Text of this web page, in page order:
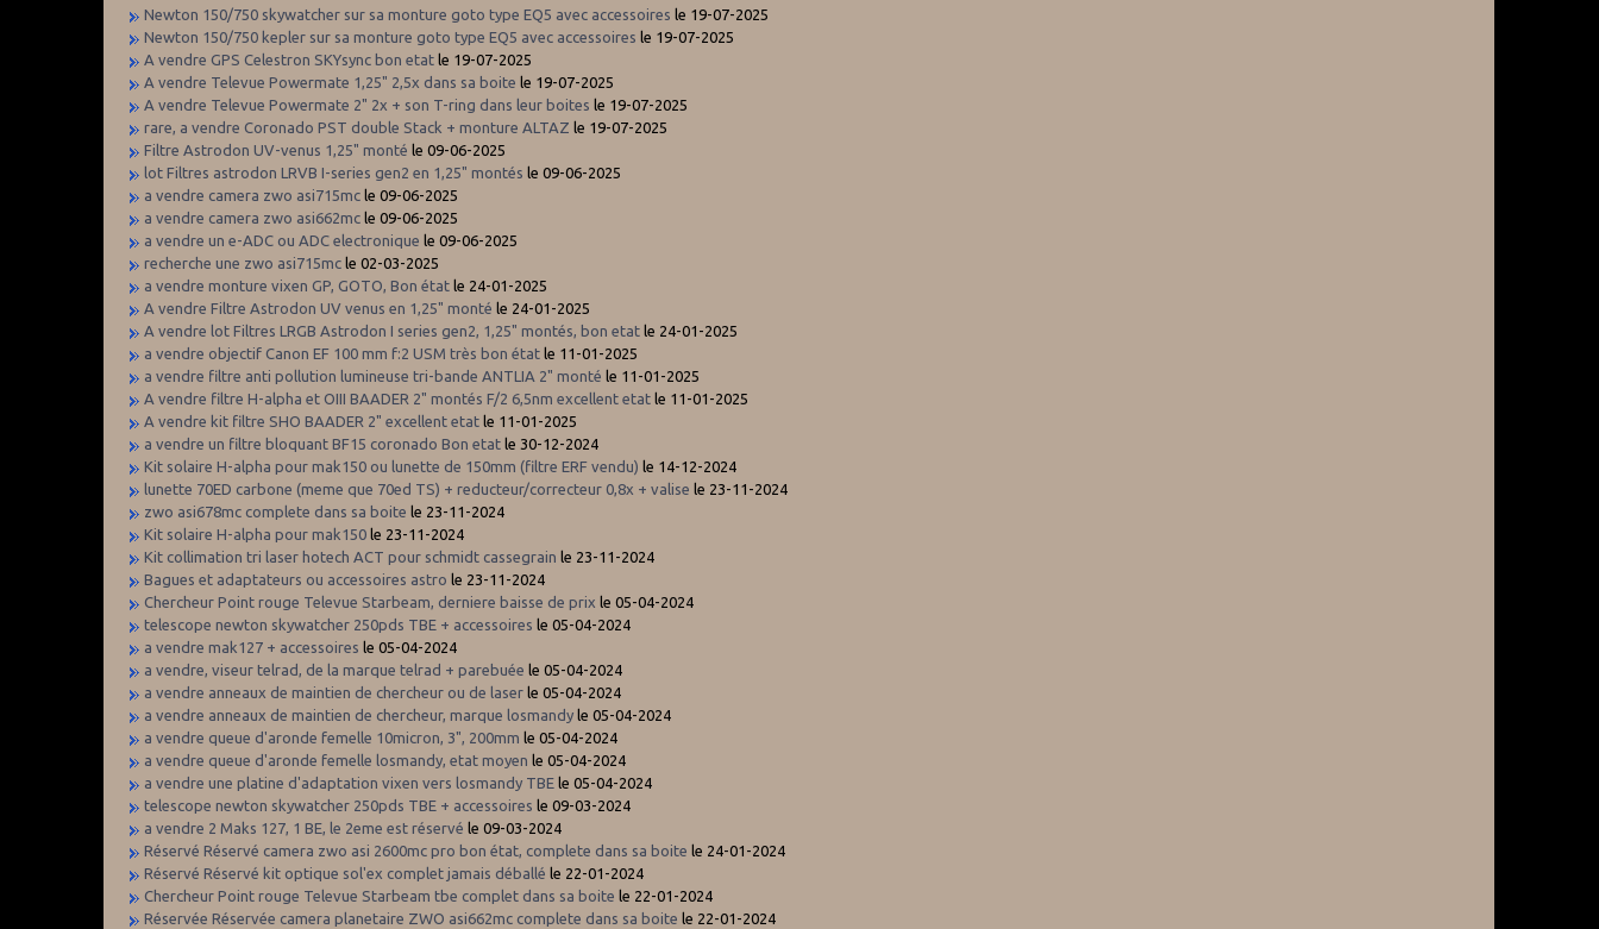
Newton 150/750 skywatcher sur sa monture goto type EQ5 avec accessoires le 19-07-2025
Newton 150/750 kepler sur sa monture goto type EQ5 avec accessoires le 19-07-2025
A vendre GPS Celestron SKYsync bon etat le 19-07-2025
A vendre Televue Powermate 1,25" 2,5x dans sa boite le 19-07-2025
A vendre Televue Powermate 2" 2x + son T-ring dans leur boites le 19-07-2025
rare, a vendre Coronado PST double Stack + monture ALTAZ le 19-07-2025
Filtre Astrodon UV-venus 1,25" monté le 09-06-2025
lot Filtres astrodon LRVB I-series gen2 en 1,25" montés le 09-06-2025
a vendre camera zwo asi715mc le 09-06-2025
a vendre camera zwo asi662mc le 09-06-2025
a vendre un e-ADC ou ADC electronique le 09-06-2025
recherche une zwo asi715mc le 02-03-2025
a vendre monture vixen GP, GOTO, Bon état le 24-01-2025
A vendre Filtre Astrodon UV venus en 1,25" monté le 24-01-2025
A vendre lot Filtres LRGB Astrodon I series gen2, 1,25" montés, bon etat le 24-01-2025
a vendre objectif Canon EF 100 mm f:2 USM très bon état le 11-01-2025
a vendre filtre anti pollution lumineuse tri-bande ANTLIA 2" monté le 11-01-2025
A vendre filtre H-alpha et OIII BAADER 2" montés F/2 6,5nm excellent etat le 11-01-2025
A vendre kit filtre SHO BAADER 2" excellent etat le 11-01-2025
a vendre un filtre bloquant BF15 coronado Bon etat le 30-12-2024
Kit solaire H-alpha pour mak150 ou lunette de 150mm (filtre ERF vendu) le 14-12-2024
lunette 70ED carbone (meme que 70ed TS) + reducteur/correcteur 0,8x + valise le 23-11-2024
zwo asi678mc complete dans sa boite le 23-11-2024
Kit solaire H-alpha pour mak150 le 23-11-2024
Kit collimation tri laser hotech ACT pour schmidt cassegrain le 23-11-2024
Bagues et adaptateurs ou accessoires astro le 23-11-2024
Chercheur Point rouge Televue Starbeam, derniere baisse de prix le 05-04-2024
telescope newton skywatcher 250pds TBE + accessoires le 05-04-2024
a vendre mak127 + accessoires le 05-04-2024
a vendre, viseur telrad, de la marque telrad + parebuée le 05-04-2024
a vendre anneaux de maintien de chercheur ou de laser le 05-04-2024
a vendre anneaux de maintien de chercheur, marque losmandy le 05-04-2024
a vendre queue d'aronde femelle 10micron, 3", 200mm le 05-04-2024
a vendre queue d'aronde femelle losmandy, etat moyen le 05-04-2024
a vendre une platine d'adaptation vixen vers losmandy TBE le 05-04-2024
telescope newton skywatcher 250pds TBE + accessoires le 09-03-2024
a vendre 2 Maks 127, 1 BE, le 2eme est réservé le 09-03-2024
Réservé Réservé camera zwo asi 2600mc pro bon état, complete dans sa boite le 24-01-2024
Réservé Réservé kit optique sol'ex complet jamais déballé le 22-01-2024
Chercheur Point rouge Televue Starbeam tbe complet dans sa boite le 22-01-2024
Réservée Réservée camera planetaire ZWO asi662mc complete dans sa boite le 22-01-2024